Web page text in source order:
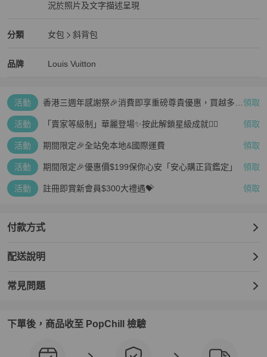
💳 支援刷卡及零卡分期付款，歡迎隨時私訊詢問！
⚠️ 注意事項：二手商品售出後恕不接受退換貨，敬請理解。
況於照片及文字描述呈現
分類
Louis Vuitton女包 分類資訊
女包
斜背包
品牌
Louis Vuitton精品女包品牌介紹
Louis Vuitton
Louis Vuitton推薦清單
活動
香港三週年感謝祭🎉消費即享重磅尊貴優惠，買越多、 領取
活動 「賣家等級制」華麗登場✨按此解鎖星級成就👆🏻 領取
活動 期間限定🎉全站免本地&國際運費 領取
活動 期間限定🎉優惠價$199保你心安「安心購正貨鑑定」 領取
活動 註冊即賞新會員$300大禮遇💝 領取
付款方式
配送說明
常見問題
下單後，商品收至 PopChill 檢驗